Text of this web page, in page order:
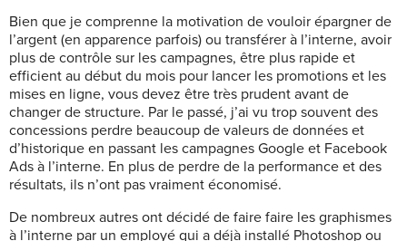
Bien que je comprenne la motivation de vouloir épargner de
l’argent (en apparence parfois) ou transférer à l’interne, avoir
plus de contrôle sur les campagnes, être plus rapide et
efficient au début du mois pour lancer les promotions et les
mises en ligne, vous devez être très prudent avant de
changer de structure. Par le passé, j’ai vu trop souvent des
concessions perdre beaucoup de valeurs de données et
d’historique en passant les campagnes Google et Facebook
Ads à l’interne. En plus de perdre de la performance et des
résultats, ils n’ont pas vraiment économisé.
De nombreux autres ont décidé de faire faire les graphismes
à l’interne par un employé qui a déjà installé Photoshop ou